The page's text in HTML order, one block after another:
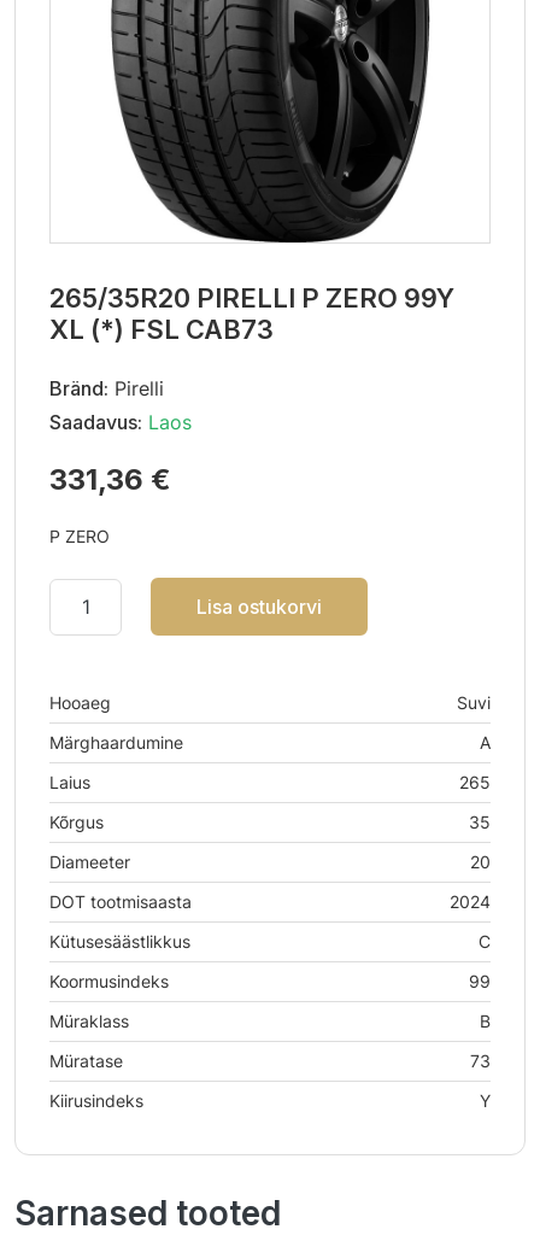
265/35R20 PIRELLI P ZERO 99Y
XL (*) FSL CAB73
Bränd: Pirelli
Saadavus: Laos
331,36 €
P ZERO
Lisa ostukorvi
Hooaeg
Suvi
Märghaardumine
A
Laius
265
Kõrgus
35
Diameeter
20
DOT tootmisaasta
2024
Kütusesäästlikkus
C
Koormusindeks
99
Müraklass
B
Müratase
73
Kiirusindeks
Y
Sarnased tooted